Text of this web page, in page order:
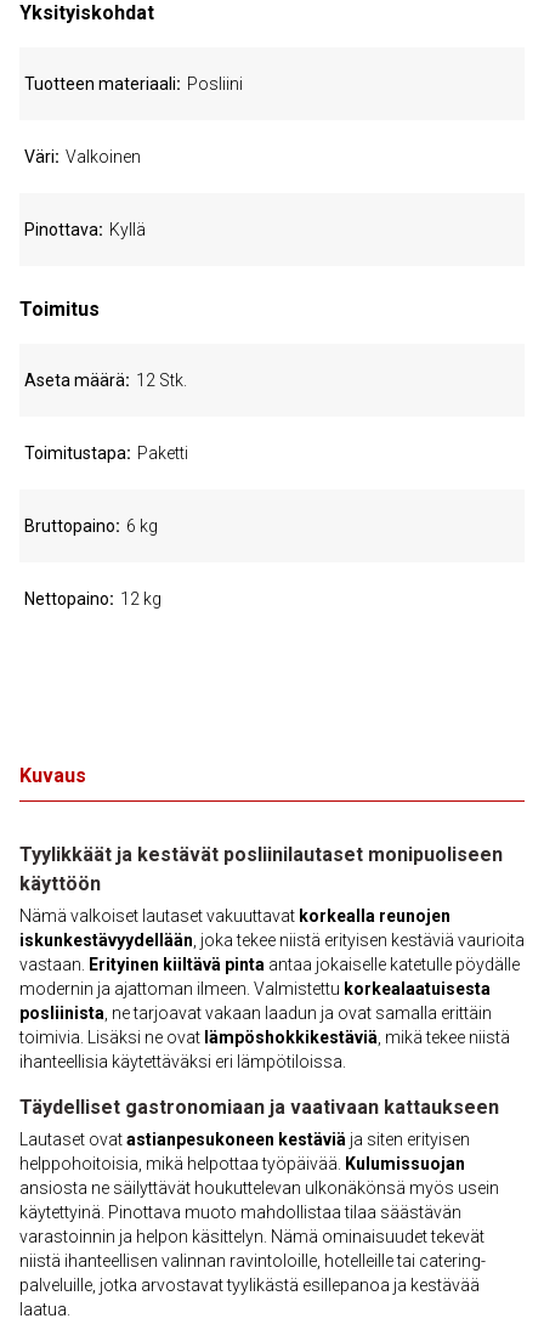
Kuvaus
Tyylikkäät ja kestävät posliinilautaset monipuoliseen
käyttöön
Nämä valkoiset lautaset vakuuttavat korkealla reunojen
iskunkestävyydellään , joka tekee niistä erityisen kestäviä vaurioita
vastaan.
Erityinen kiiltävä pinta antaa jokaiselle katetulle pöydälle
modernin ja ajattoman ilmeen. Valmistettu korkealaatuisesta
posliinista , ne tarjoavat vakaan laadun ja ovat samalla erittäin
toimivia. Lisäksi ne ovat lämpöshokkikestäviä , mikä tekee niistä
ihanteellisia käytettäväksi eri lämpötiloissa.
Täydelliset gastronomiaan ja vaativaan kattaukseen
Lautaset ovatastianpesukoneen kestäviä ja siten erityisen
helppohoitoisia, mikä helpottaa työpäivää.
Kulumissuojan
ansiosta ne säilyttävät houkuttelevan ulkonäkönsä myös usein
käytettyinä. Pinottava muoto mahdollistaa tilaa säästävän
varastoinnin ja helpon käsittelyn. Nämä ominaisuudet tekevät
niistä ihanteellisen valinnan ravintoloille, hotelleille tai catering-
palveluille, jotka arvostavat tyylikästä esillepanoa ja kestävää
laatua.
Yksityiskohdat
Tuotteen materiaali Posliini
Väri Valkoinen
Pinottava Kyllä
Toimitus
Aseta määrä 12 Stk.
Toimitustapa Paketti
Bruttopaino 6 kg
Nettopaino 12 kg